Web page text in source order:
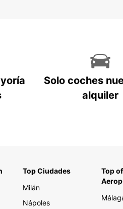
Solo coches
alquiler
Top Ciudades
Milán
Nápoles
Top